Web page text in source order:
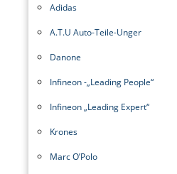
Adidas
A.T.U Auto-Teile-Unger
Danone
Infineon -„Leading People“
Infineon „Leading Expert“
Krones
Marc O’Polo